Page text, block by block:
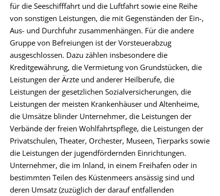
für die Seeschifffahrt und die Luftfahrt sowie eine Reihe
von sonstigen Leistungen, die mit Gegenständen der Ein-,
Aus- und Durchfuhr zusammenhängen. Für die andere
Gruppe von Befreiungen ist der Vorsteuerabzug
ausgeschlossen. Dazu zählen insbesondere die
Kreditgewährung, die Vermietung von Grundstücken, die
Leistungen der Ärzte und anderer Heilberufe, die
Leistungen der gesetzlichen Sozialversicherungen, die
Leistungen der meisten Krankenhäuser und Altenheime,
die Umsätze blinder Unternehmer, die Leistungen der
Verbände der freien Wohlfahrtspflege, die Leistungen der
Privatschulen, Theater, Orchester, Museen, Tierparks sowie
die Leistungen der jugendfördernden Einrichtungen.
Unternehmer, die im Inland, in einem Freihafen oder in
bestimmten Teilen des Küstenmeers ansässig sind und
deren Umsatz (zuzüglich der darauf entfallenden